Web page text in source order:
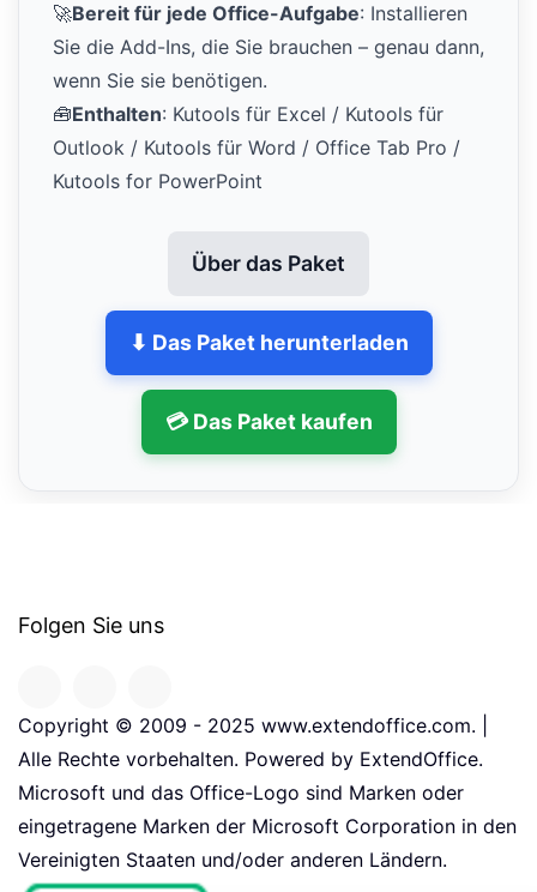
🚀Bereit für jede Office-Aufgabe: Installieren
Sie die Add-Ins, die Sie brauchen – genau dann,
wenn Sie sie benötigen.
🧰Enthalten: Kutools für Excel / Kutools für
Outlook / Kutools für Word / Office Tab Pro /
Kutools for PowerPoint
Über das Paket
⬇ Das Paket herunterladen
💳 Das Paket kaufen
Folgen Sie uns
Copyright © 2009 - 2025 www.extendoffice.com. |
Alle Rechte vorbehalten. Powered by ExtendOffice.
Microsoft und das Office-Logo sind Marken oder
eingetragene Marken der Microsoft Corporation in den
Vereinigten Staaten und/oder anderen Ländern.